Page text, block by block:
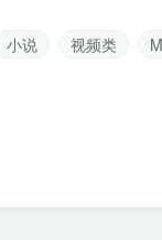
小说 视频类